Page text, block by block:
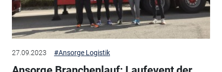
27.09.2023 #Ansorge Logistik